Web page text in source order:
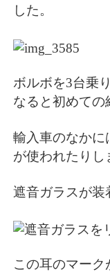
した。
ボルボを3台乗
なると初めての
輸入車のなかに
が使われたりし
遮音ガラスが装
この耳のマーク